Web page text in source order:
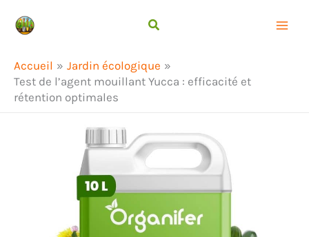
Accueil
Jardin écologique
Test de l’agent mouillant Yucca : efficacité et
rétention optimales